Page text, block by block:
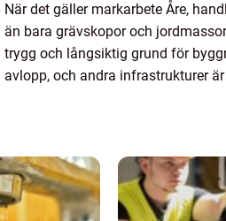
När det gäller markarbete Åre,
än bara grävskopor och
trygg och långsiktig grund för
avlopp, och andra infrastrukturer